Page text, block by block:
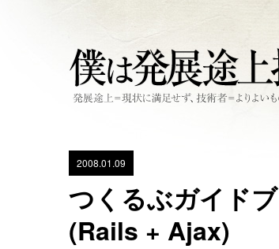
2008.01.09
つくるぶガイド
(Rails + Ajax)